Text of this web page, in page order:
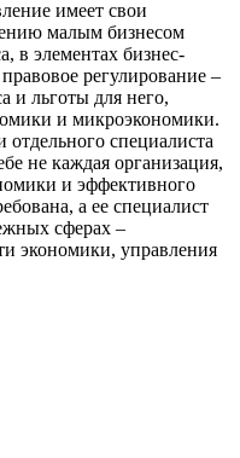
имеет свои
малым бизнесом
в элементах бизнес-
регулирование –
и льготы для него,
и микроэкономики.
специалиста
не каждая организация,
и эффективного
а ее специалист
сферах –
экономики, управления